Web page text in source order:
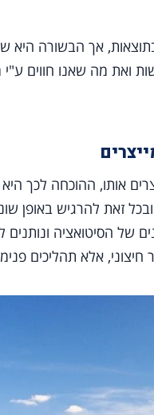
אך הבשורה היא
ואת מה שאנו חווים ע"י
אותו, ההוכחה לכך
זאת להרגיש באופן
הסיטואציה ונותנים
אלא תהליכים